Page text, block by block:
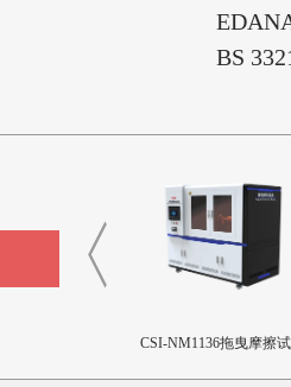
EDANA
BS
CSI-NM1136拖曳摩擦